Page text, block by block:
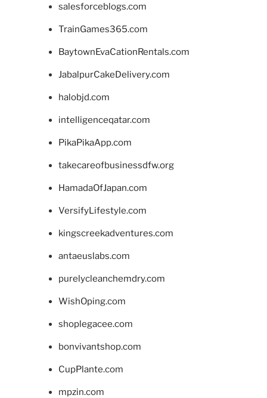
salesforceblogs.com
TrainGames365.com
BaytownEvaCationRentals.com
JabalpurCakeDelivery.com
halobjd.com
intelligenceqatar.com
PikaPikaApp.com
takecareofbusinessdfw.org
HamadaOfJapan.com
VersifyLifestyle.com
kingscreekadventures.com
antaeuslabs.com
purelycleanchemdry.com
WishOping.com
shoplegacee.com
bonvivantshop.com
CupPlante.com
mpzin.com